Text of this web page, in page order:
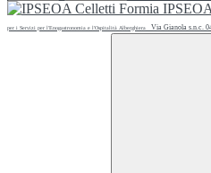
per i Servizi per l'Enogastronomia e l'Ospitalità Alberghiera Via Gianola s.n.c.